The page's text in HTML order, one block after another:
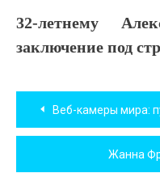
32-летнему
заключение под
Навигация
по
записям
Веб-камеры мира:
Жанна